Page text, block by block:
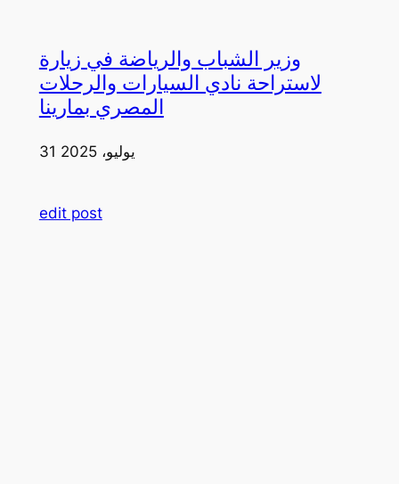
وزير الشباب والرياضة في زيارة
لاستراحة نادي السيارات والرحلات
المصري بمارينا
31 يوليو، 2025
edit post